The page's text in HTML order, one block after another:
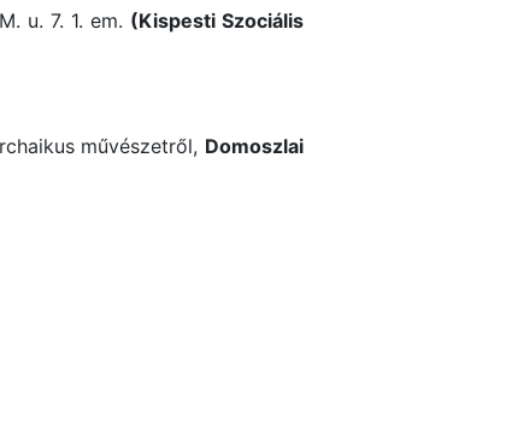
u. 7. 1. em. (Kispesti Szociális
művészetről, Domoszlai